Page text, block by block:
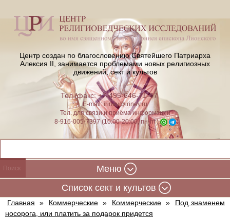
Центр создан по благословению Святейшего Патриарха
Алексия II, занимается проблемами новых религиозных
движений, сект и культов
Тел./факс: +7-495-646-71-47
E-mail:iriney@iriney.ru
Тел. для связи и приёма информации
8-916-005-7397 (10:00-20:00, пн-пт)
Меню
Cписок сект и культов
Главная » Коммерческие » Коммерческие »
Под знаменем
носорога, или платить за подарок придется